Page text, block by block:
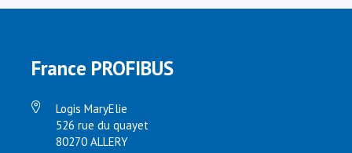
France PROFIBUS
Logis MaryElie
526 rue du quayet
80270 ALLERY